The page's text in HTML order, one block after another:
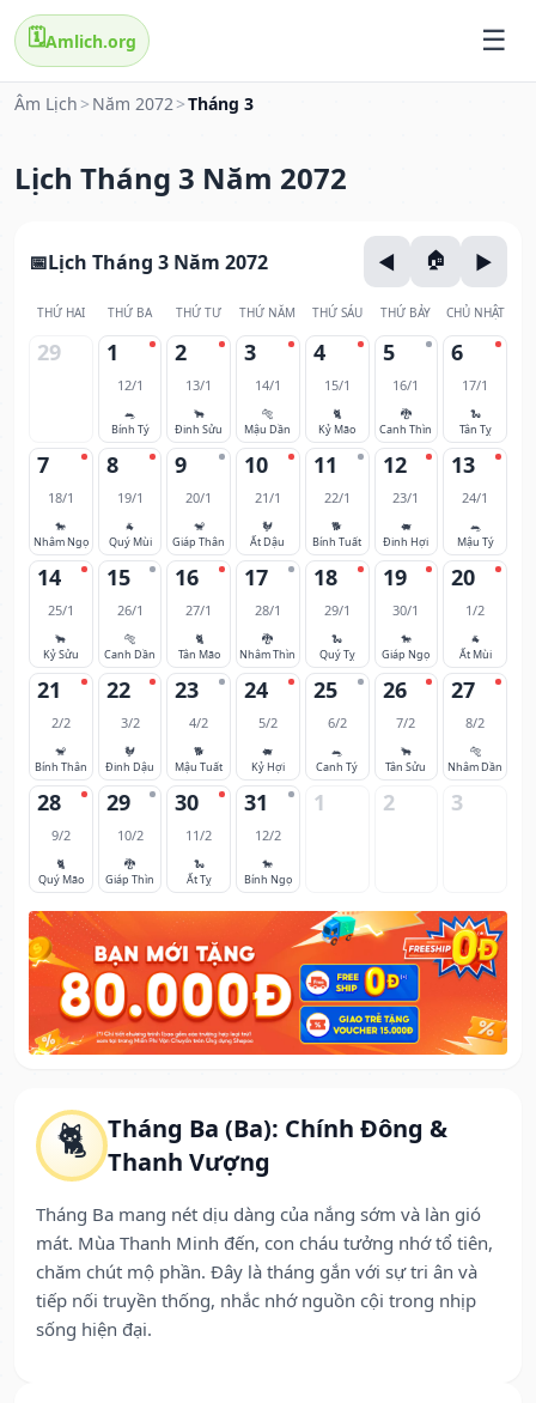
🗓️Amlich.org
Âm Lịch > Năm 2072>Tháng 3
Lịch Tháng 3 Năm 2072
🐈
Tháng Ba (Ba): Chính Đông &
Thanh Vượng
Tháng Ba mang nét dịu dàng của nắng sớm và làn gió
mát. Mùa Thanh Minh đến, con cháu tưởng nhớ tổ tiên,
chăm chút mộ phần. Đây là tháng gắn với sự tri ân và
tiếp nối truyền thống, nhắc nhớ nguồn cội trong nhịp
sống hiện đại.
Lịch Tháng 3 Năm 2072
THỨ HAI THỨ BA THỨ TƯ THỨ NĂM THỨ SÁU THỨ BẢY CHỦ NHẬT
29 1
12/1
🐀
Bính Tý
2
13/1
🐂
Đinh Sửu
3
14/1
🐅
Mậu Dần
4
15/1
🐈
Kỷ Mão
5
16/1
🐉
Canh Thìn
6
17/1
🐍
Tân Tỵ
7
18/1
🐎
Nhâm Ngọ
8
19/1
🐐
Quý Mùi
9
20/1
🐒
Giáp Thân
10
21/1
🐓
Ất Dậu
11
22/1
🐕
Bính Tuất
12
23/1
🐖
Đinh Hợi
13
24/1
🐀
Mậu Tý
14
25/1
🐂
Kỷ Sửu
15
26/1
🐅
Canh Dần
16
27/1
🐈
Tân Mão
17
28/1
🐉
Nhâm Thìn
18
29/1
🐍
Quý Tỵ
19
30/1
🐎
Giáp Ngọ
20
1/2
🐐
Ất Mùi
21
2/2
🐒
Bính Thân
22
3/2
🐓
Đinh Dậu
23
4/2
🐕
Mậu Tuất
24
5/2
🐖
Kỷ Hợi
25
6/2
🐀
Canh Tý
26
7/2
🐂
Tân Sửu
27
8/2
🐅
Nhâm Dần
28
9/2
🐈
Quý Mão
29
10/2
🐉
Giáp Thìn
30
11/2
🐍
Ất Tỵ
31
12/2
🐎
Bính Ngọ
1 2 3